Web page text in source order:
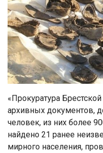
«Прокуратура
архивных документов,
человек, из них более
найдено 21 ранее
мирного населения,